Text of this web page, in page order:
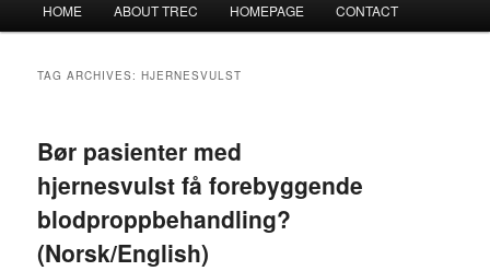
HOME ABOUT TREC HOMEPAGE CONTACT
TAG ARCHIVES:HJERNESVULST
Bør pasienter med
hjernesvulst få forebyggende
blodproppbehandling?
(Norsk/English)